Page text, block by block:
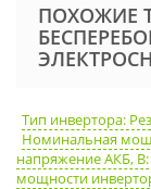
ПОХОЖИЕ
Тип инвертора:
Номинальная
напряжение АКБ,
мощности